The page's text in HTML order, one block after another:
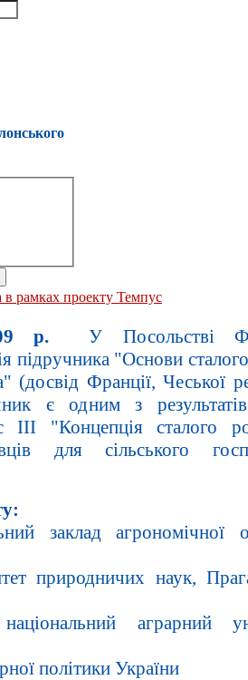
в рамках проекту Темпус
р.
У Посольстві
підручника "Основи
(досвід Франції, Чеської
є одним з
III "Концепція сталого
для сільського
заклад агрономічної
природничих наук,
національний аграрний
політики України